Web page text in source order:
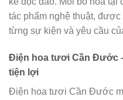
tác phẩm nghệ thuật,
từng sự kiện và yêu cầu
Điện hoa tươi Cần Đước
tiện lợi
Điện hoa tươi Cần Đước